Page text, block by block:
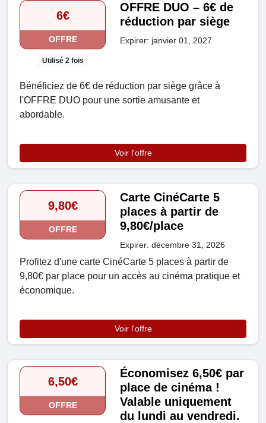
6€
OFFRE
Utilisé 2 fois
OFFRE DUO – 6€ de
réduction par siège
Expirer: janvier 01, 2027
Bénéficiez de 6€ de réduction par siège grâce à
l'OFFRE DUO pour une sortie amusante et
abordable.
Voir l'offre
9,80€
OFFRE
Carte CinéCarte 5
places à partir de
9,80€/place
Expirer: décembre 31, 2026
Profitez d'une carte CinéCarte 5 places à partir de
9,80€ par place pour un accès au cinéma pratique et
économique.
Voir l'offre
6,50€
OFFRE
Économisez 6,50€ par
place de cinéma !
Valable uniquement
du lundi au vendredi.